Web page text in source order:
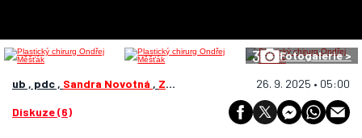
3 Fotogalerie >
ub , pdc , Sandra Novotná , Zorya Blue 26. 9. 2025 • 05:00
Diskuze (6)